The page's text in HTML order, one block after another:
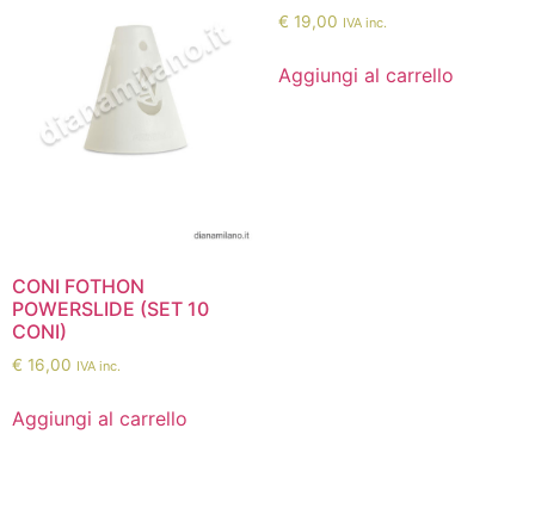
CONI FOTHON
POWERSLIDE (SET 10
CONI)
€ 16,00 IVA inc.
Aggiungi al carrello
€ 19,00 IVA inc.
Aggiungi al carrello